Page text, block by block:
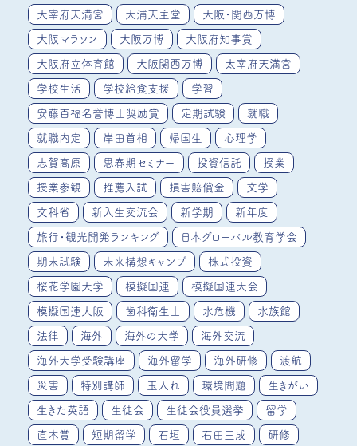
大宰府天満宮 大浦天主堂 大阪・関西万博
大阪マラソン 大阪万博 大阪府知事賞
大阪府立体育館 大阪関西万博 太宰府天満宮
学校生活 学校給食支援 学習
安藤百福名誉博士奨励賞 定期試験 就職
就職内定 岸田首相 帰国生 心理学
志賀高原 思春期セミナー 投資信託 授業
授業参観 推薦入試 損害賠償金 文学
文科省 新入生交流会 新学期 新年度
旅行・観光開発ランキング 日本グローバル教育学会
期末試験 未来構想キャンプ 株式投資
桜花学園大学 模擬国連 模擬国連大会
模擬国連大阪 歯科衛生士 水危機 水族館
法律 海外 海外の大学 海外交流
海外大学受験講座 海外留学 海外研修 渡航
災害 特別講師 玉入れ 環境問題 生きがい
生きた英語 生徒会 生徒会役員選挙 留学
直木賞 短期留学 石垣 石田三成 研修